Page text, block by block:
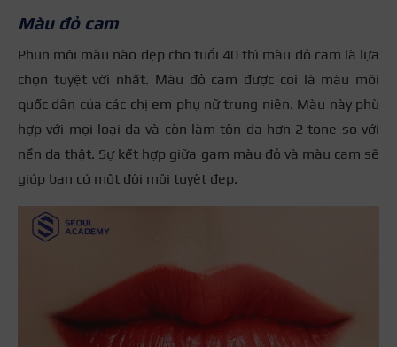
Màu đỏ cam
Phun môi màu nào đẹp cho tuổi 40 thì màu đỏ cam là lựa
chọn tuyệt vời nhất. Màu đỏ cam được coi là màu môi
quốc dân của các chị em phụ nữ trung niên. Màu này phù
hợp với mọi loại da và còn làm tôn da hơn 2 tone so với
nền da thật. Sự kết hợp giữa gam màu đỏ và màu cam sẽ
giúp bạn có một đôi môi tuyệt đẹp.